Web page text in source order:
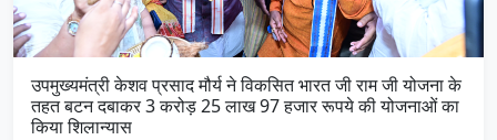
उपमुख्यमंत्री केशव प्रसाद मौर्य ने विकसित भारत जी राम जी योजना के
तहत बटन दबाकर 3 करोड़ 25 लाख 97 हजार रूपये की योजनाओं का
किया शिलान्यास